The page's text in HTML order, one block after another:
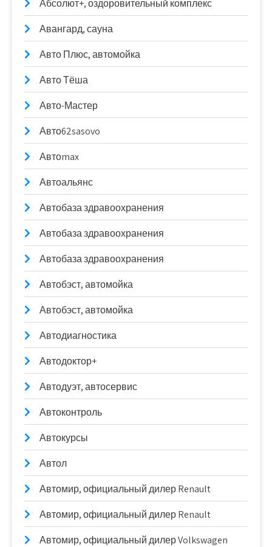
Абсолют+, оздоровительный комплекс
Авангард, сауна
Авто Плюс, автомойка
Авто Тёша
Авто-Мастер
Авто62sasovo
Автоmax
Автоальянс
Автобаза здравоохранения
Автобаза здравоохранения
Автобаза здравоохранения
Автобэст, автомойка
Автобэст, автомойка
Автодиагностика
Автодоктор+
Автодуэт, автосервис
Автоконтроль
Автокурсы
Автол
Автомир, официальный дилер Renault
Автомир, официальный дилер Renault
Автомир, официальный дилер Volkswagen